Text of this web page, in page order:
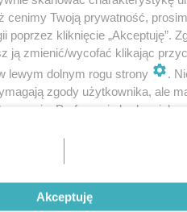
cenimy Twoją prywatność,
poprzez kliknięcie „Akceptuję”.
ją zmienić/wycofać klikając
lewym dolnym rogu strony
.
zgody użytkownika, ale
Preferencje będą miały
abyś mógł
danych znajdziesz w
Akceptuję